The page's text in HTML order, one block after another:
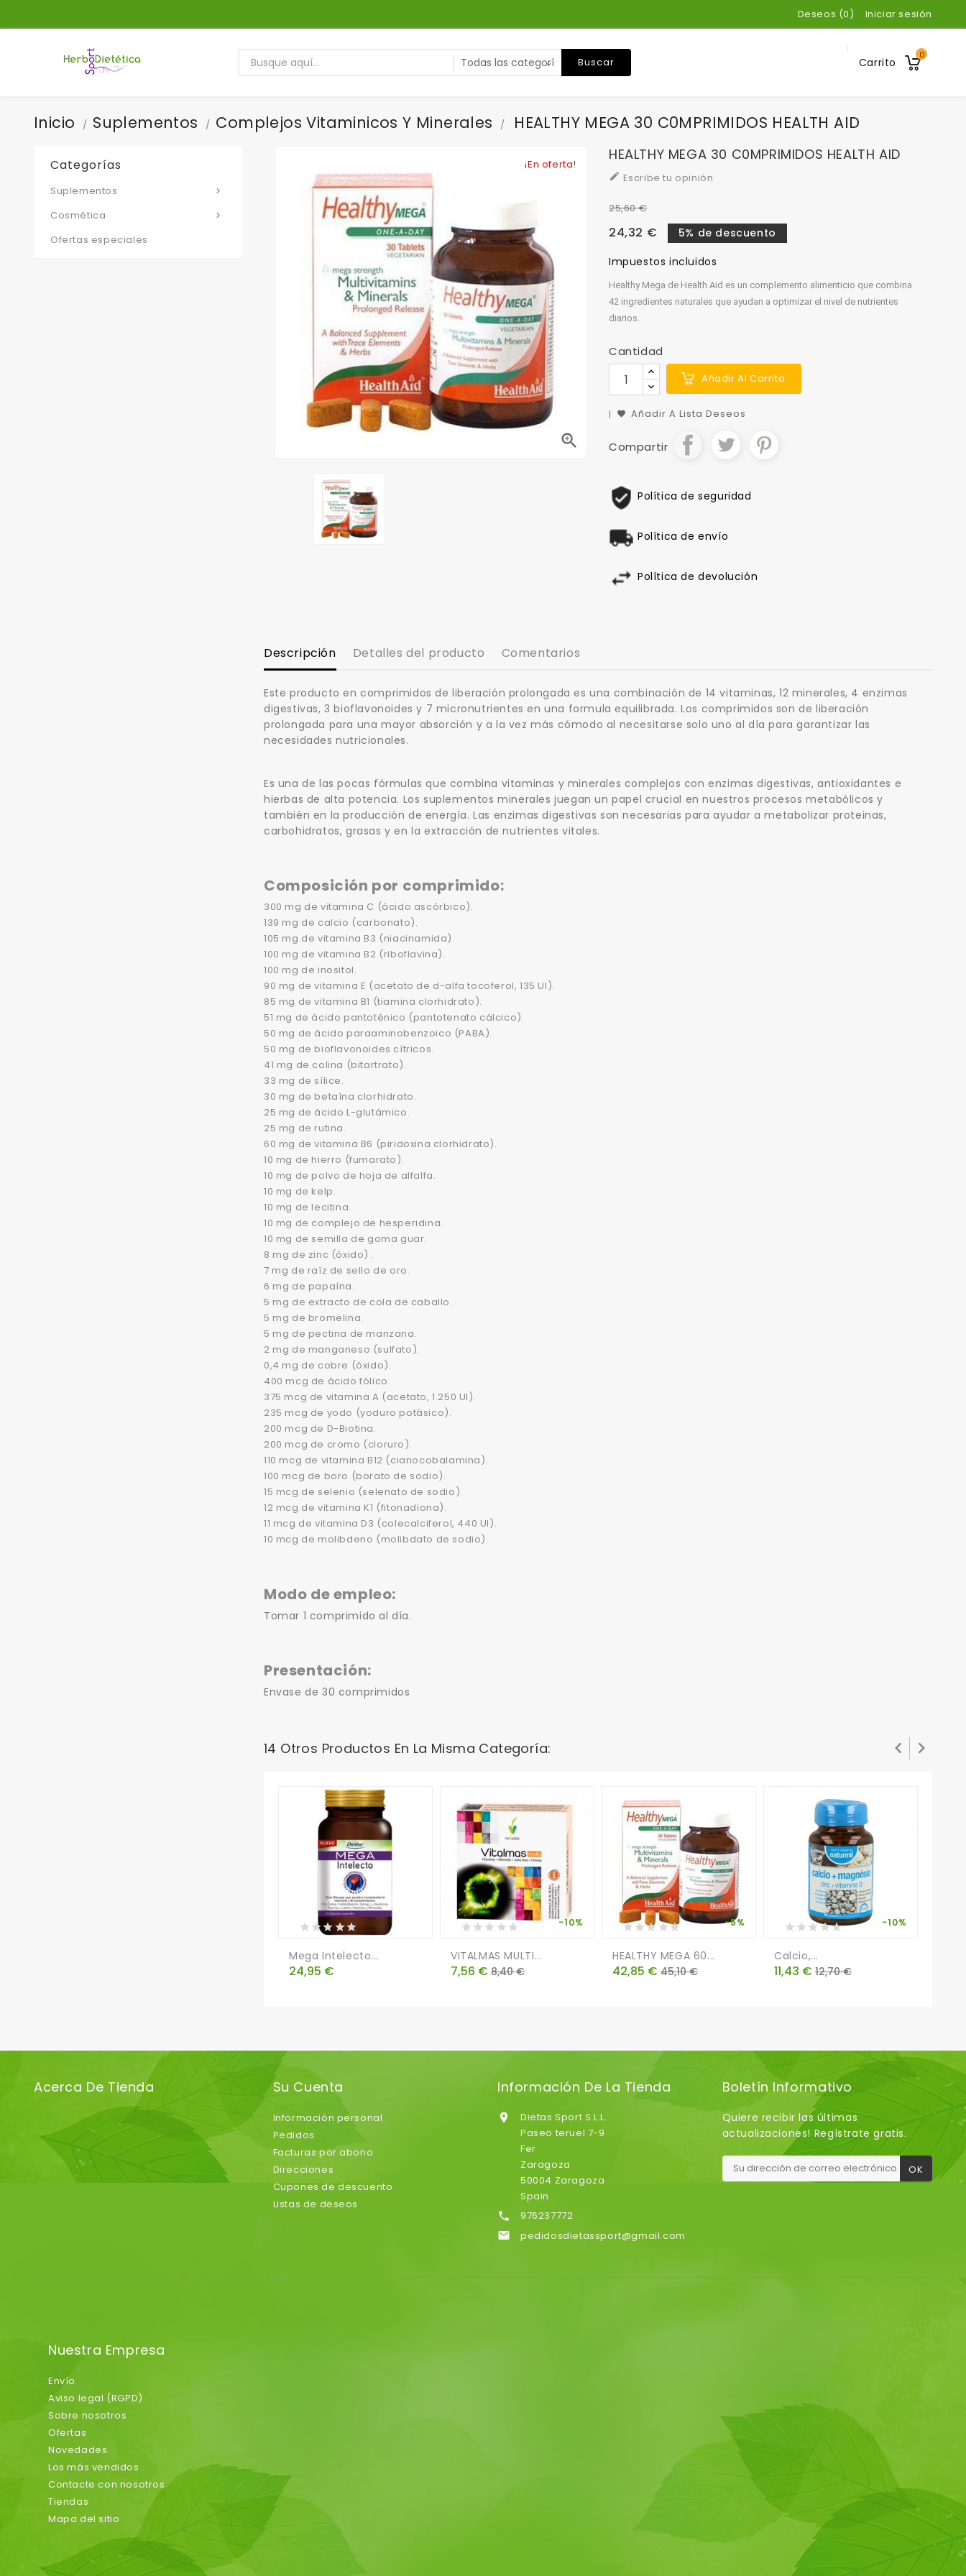
Iniciar sesión
Deseos (0)
Carrito
0
Buscar
Inicio Suplementos Complejos Vitaminicos Y Minerales HEALTHY MEGA 30 C0MPRIMIDOS HEALTH AID
Categorías

Suplementos

Cosmética
Ofertas especiales
¡En oferta!

HEALTHY MEGA 30 C0MPRIMIDOS HEALTH AID
 Escribe tu opinión
25,60 €
24,32 €
5% de descuento
Impuestos incluidos
Healthy Mega de Health Aid es un complemento alimenticio que combina
42 ingredientes naturales que ayudan a optimizar el nivel de nutrientes
diarios.
Cantidad
Añadir Al Carrito
Añadir A Lista Deseos
Compartir
Política de seguridad
Política de envío
Política de devolución
Descripción Detalles del producto Comentarios
Este producto en comprimidos de liberación prolongada es una combinación de 14 vitaminas, 12 minerales, 4 enzimas
digestivas, 3 bioflavonoides y 7 micronutrientes en una formula equilibrada. Los comprimidos son de liberación
prolongada para una mayor absorción y a la vez más cómodo al necesitarse solo uno al día para garantizar las
necesidades nutricionales.
Es una de las pocas fórmulas que combina vitaminas y minerales complejos con enzimas digestivas, antioxidantes e
hierbas de alta potencia. Los suplementos minerales juegan un papel crucial en nuestros procesos metabólicos y
también en la producción de energía. Las enzimas digestivas son necesarias para ayudar a metabolizar proteinas,
carbohidratos, grasas y en la extracción de nutrientes vitales.
Composición por comprimido:
300 mg de vitamina C (ácido ascórbico).
139 mg de calcio (carbonato).
105 mg de vitamina B3 (niacinamida).
100 mg de vitamina B2 (riboflavina).
100 mg de inositol.
90 mg de vitamina E (acetato de d-alfa tocoferol, 135 UI).
85 mg de vitamina B1 (tiamina clorhidrato).
51 mg de ácido pantoténico (pantotenato cálcico).
50 mg de ácido paraaminobenzoico (PABA).
50 mg de bioflavonoides cítricos.
41 mg de colina (bitartrato).
33 mg de sílice.
30 mg de betaína clorhidrato.
25 mg de ácido L-glutámico.
25 mg de rutina.
60 mg de vitamina B6 (piridoxina clorhidrato).
10 mg de hierro (fumarato).
10 mg de polvo de hoja de alfalfa.
10 mg de kelp.
10 mg de lecitina.
10 mg de complejo de hesperidina.
10 mg de semilla de goma guar.
8 mg de zinc (óxido) .
7 mg de raíz de sello de oro.
6 mg de papaína.
5 mg de extracto de cola de caballo.
5 mg de bromelina.
5 mg de pectina de manzana.
2 mg de manganeso (sulfato).
0,4 mg de cobre (óxido).
400 mcg de ácido fólico.
375 mcg de vitamina A (acetato, 1.250 UI).
235 mcg de yodo (yoduro potásico).
200 mcg de D-Biotina.
200 mcg de cromo (cloruro).
110 mcg de vitamina B12 (cianocobalamina).
100 mcg de boro (borato de sodio).
15 mcg de selenio (selenato de sodio).
12 mcg de vitamina K1 (fitonadiona).
11 mcg de vitamina D3 (colecalciferol, 440 UI).
10 mcg de molibdeno (molibdato de sodio).
Modo de empleo:
Tomar 1 comprimido al día.
Presentación:
Envase de 30 comprimidos
14 Otros Productos En La Misma Categoría:
Mega Intelecto...
Precio
24,95 €
VITALMAS MULTI...
Precio
7,56 €
-10%
Precio
8,40 €
HEALTHY MEGA 60...
Precio
42,85 €
-5%
Precio
45,10 €
Calcio,...
Precio
11,43 €
-10%
Precio
12,70 €
 
Acerca De Tienda Su Cuenta
Información personal
Pedidos
Facturas por abono
Direcciones
Cupones de descuento
Listas de deseos
Información De La Tienda

Dietas Sport S.L.L.
Paseo teruel 7-9
Fer
Zaragoza
50004 Zaragoza
Spain
 976237772
 pedidosdietassport@gmail.com
Boletín Informativo
Quiere recibir las últimas
actualizaciones! Regístrate gratis.
Nuestra Empresa
Envío
Aviso legal (RGPD)
Sobre nosotros
Ofertas
Novedades
Los más vendidos
Contacte con nosotros
Tiendas
Mapa del sitio